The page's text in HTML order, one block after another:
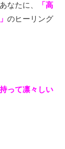
なたに、
「高
のヒーリング
って凛々しい